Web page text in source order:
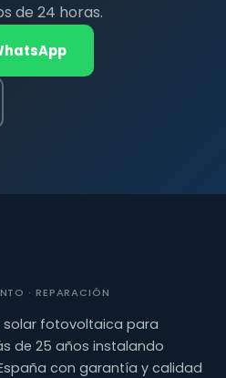
de 24 horas.
· REPARACIÓN
solar fotovoltaica para
de 25 años instalando
con garantía y calidad